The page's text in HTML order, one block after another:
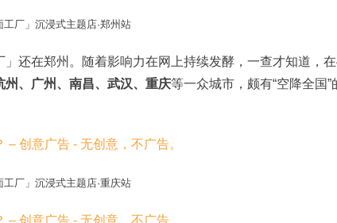
工厂」沉浸式主题店·郑州站
还在郑州。随着影响力在网上持续发酵，一查才知道，
州、广州、南昌、武汉、重庆等一众城市，颇有“空降全国”
工厂」沉浸式主题店·重庆站